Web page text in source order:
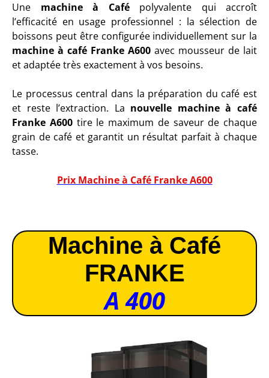
Une machine à Cafépolyvalente qui accroît
l’efficacité en usage professionnel : la sélection de
boissons peut être configurée individuellement sur la
machine à café Franke A600 avec mousseur de lait
et adaptée très exactement à vos besoins.
Le processus central dans la préparation du café est
et reste l’extraction. La nouvelle machine à café
Franke A600tire le maximum de saveur de chaque
grain de café et garantit un résultat parfait à chaque
tasse.
Prix Machine à Café Franke A600
Machine à Café
FRANKE
A 400